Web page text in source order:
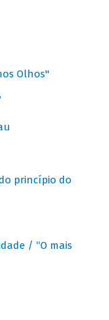
Olhos"
princípio do
/ “O mais